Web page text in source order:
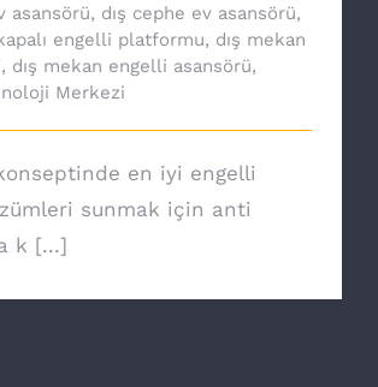
asansörü, dış cephe ev asansörü,
engelli platformu, dış mekan
, dış mekan engelli asansörü,
Merkezi
en iyi engelli
sunmak için anti
k [...]